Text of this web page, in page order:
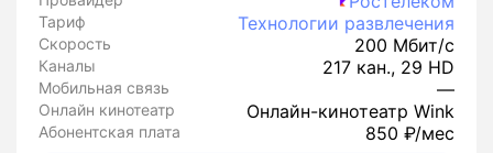
Тариф Технологии развлечения
Скорость 200 Мбит/с
Каналы 217 кан., 29 HD
Мобильная связь —
Онлайн кинотеатр Онлайн-кинотеатр Wink
Абонентская плата 850 ₽/мес